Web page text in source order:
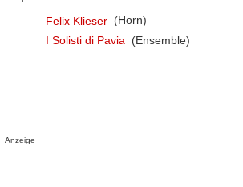
Felix Klieser (Horn)
I Solisti di Pavia (Ensemble)
Anzeige